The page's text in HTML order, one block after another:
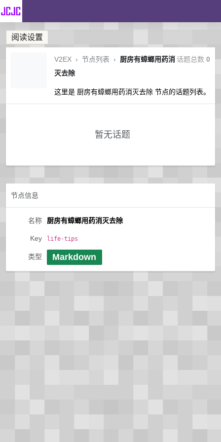
阅读设置
话题总数 0
V2EX › 节点列表 ›
厨房有蟑螂用药消
灭去除
这里是 厨房有蟑螂用药消灭去除 节点的话题列表。
暂无话题
节点信息
名称 厨房有蟑螂用药消灭去除
Key life-tips
类型 Markdown